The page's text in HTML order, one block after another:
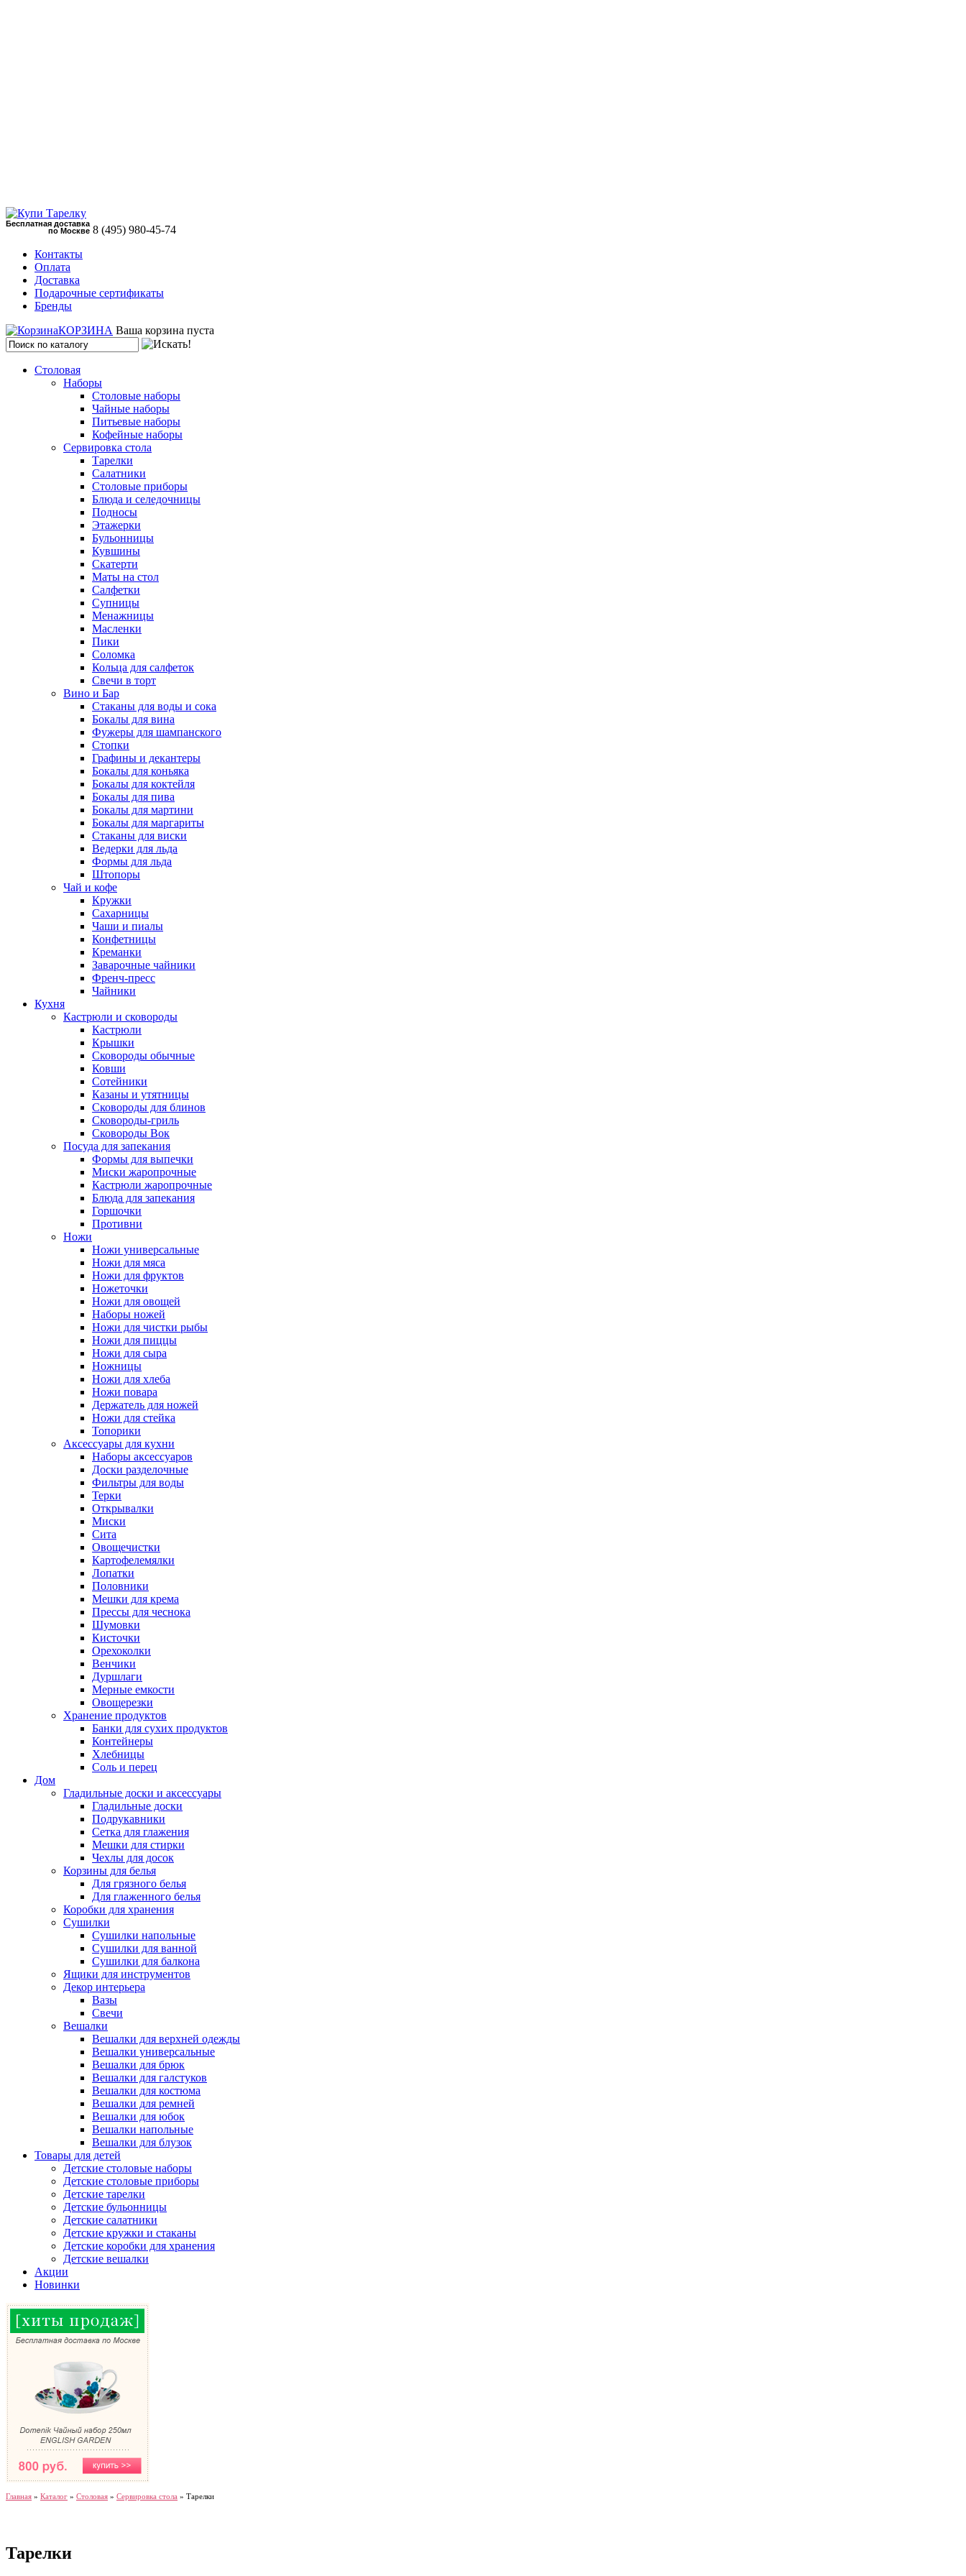
Бесплатная доставка
по Москве 8 (495) 980-45-74
Контакты
Оплата
Доставка
Подарочные сертификаты
Бренды
КОРЗИНА Ваша корзина пуста
Столовая
Наборы
Столовые наборы
Чайные наборы
Питьевые наборы
Кофейные наборы
Сервировка стола
Тарелки
Салатники
Столовые приборы
Блюда и селедочницы
Подносы
Этажерки
Бульонницы
Кувшины
Скатерти
Маты на стол
Салфетки
Супницы
Менажницы
Масленки
Пики
Соломка
Кольца для салфеток
Свечи в торт
Вино и Бар
Стаканы для воды и сока
Бокалы для вина
Фужеры для шампанского
Стопки
Графины и декантеры
Бокалы для коньяка
Бокалы для коктейля
Бокалы для пива
Бокалы для мартини
Бокалы для маргариты
Стаканы для виски
Ведерки для льда
Формы для льда
Штопоры
Чай и кофе
Кружки
Сахарницы
Чаши и пиалы
Конфетницы
Креманки
Заварочные чайники
Френч-пресс
Чайники
Кухня
Кастрюли и сковороды
Кастрюли
Крышки
Сковороды обычные
Ковши
Сотейники
Казаны и утятницы
Сковороды для блинов
Сковороды-гриль
Сковороды Вок
Посуда для запекания
Формы для выпечки
Миски жаропрочные
Кастрюли жаропрочные
Блюда для запекания
Горшочки
Противни
Ножи
Ножи универсальные
Ножи для мяса
Ножи для фруктов
Ножеточки
Ножи для овощей
Наборы ножей
Ножи для чистки рыбы
Ножи для пиццы
Ножи для сыра
Ножницы
Ножи для хлеба
Ножи повара
Держатель для ножей
Ножи для стейка
Топорики
Аксессуары для кухни
Наборы аксессуаров
Доски разделочные
Фильтры для воды
Терки
Открывалки
Миски
Сита
Овощечистки
Картофелемялки
Лопатки
Половники
Мешки для крема
Прессы для чеснока
Шумовки
Кисточки
Орехоколки
Венчики
Дуршлаги
Мерные емкости
Овощерезки
Хранение продуктов
Банки для сухих продуктов
Контейнеры
Хлебницы
Соль и перец
Дом
Гладильные доски и аксессуары
Гладильные доски
Подрукавники
Сетка для глажения
Мешки для стирки
Чехлы для досок
Корзины для белья
Для грязного белья
Для глаженного белья
Коробки для хранения
Сушилки
Сушилки напольные
Сушилки для ванной
Сушилки для балкона
Ящики для инструментов
Декор интерьера
Вазы
Свечи
Вешалки
Вешалки для верхней одежды
Вешалки универсальные
Вешалки для брюк
Вешалки для галстуков
Вешалки для костюма
Вешалки для ремней
Вешалки для юбок
Вешалки напольные
Вешалки для блузок
Товары для детей
Детские столовые наборы
Детские столовые приборы
Детские тарелки
Детские бульонницы
Детские салатники
Детские кружки и стаканы
Детские коробки для хранения
Детские вешалки
Акции
Новинки
Главная » Каталог » Столовая » Сервировка стола » Тарелки
Тарелки